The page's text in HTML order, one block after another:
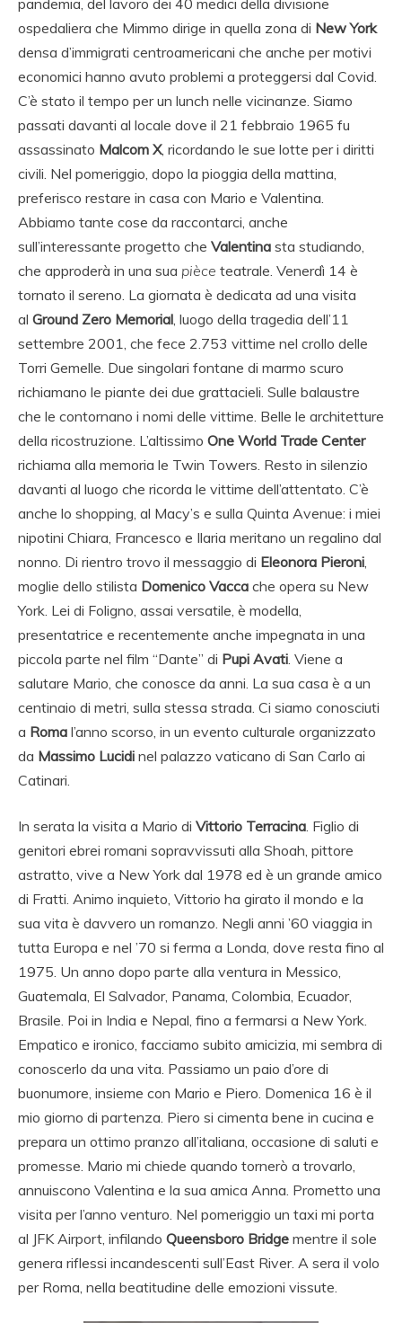
pandemia, del lavoro dei 40 medici della divisione
ospedaliera che Mimmo dirige in quella zona di New York
densa d’immigrati centroamericani che anche per motivi
economici hanno avuto problemi a proteggersi dal Covid.
C’è stato il tempo per un lunch nelle vicinanze. Siamo
passati davanti al locale dove il 21 febbraio 1965 fu
assassinato Malcom X, ricordando le sue lotte per i diritti
civili. Nel pomeriggio, dopo la pioggia della mattina,
preferisco restare in casa con Mario e Valentina.
Abbiamo tante cose da raccontarci, anche
sull’interessante progetto che Valentina sta studiando,
che approderà in una sua pièce teatrale. Venerdì 14 è
tornato il sereno. La giornata è dedicata ad una visita
al Ground Zero Memorial, luogo della tragedia dell’11
settembre 2001, che fece 2.753 vittime nel crollo delle
Torri Gemelle. Due singolari fontane di marmo scuro
richiamano le piante dei due grattacieli. Sulle balaustre
che le contornano i nomi delle vittime. Belle le architetture
della ricostruzione. L’altissimo One World Trade Center
richiama alla memoria le Twin Towers. Resto in silenzio
davanti al luogo che ricorda le vittime dell’attentato. C’è
anche lo shopping, al Macy’s e sulla Quinta Avenue: i miei
nipotini Chiara, Francesco e Ilaria meritano un regalino dal
nonno. Di rientro trovo il messaggio di Eleonora Pieroni,
moglie dello stilista Domenico Vacca che opera su New
York. Lei di Foligno, assai versatile, è modella,
presentatrice e recentemente anche impegnata in una
piccola parte nel film “Dante” di Pupi Avati. Viene a
salutare Mario, che conosce da anni. La sua casa è a un
centinaio di metri, sulla stessa strada. Ci siamo conosciuti
a Roma l’anno scorso, in un evento culturale organizzato
da Massimo Lucidi nel palazzo vaticano di San Carlo ai
Catinari.
In serata la visita a Mario di Vittorio Terracina. Figlio di
genitori ebrei romani sopravvissuti alla Shoah, pittore
astratto, vive a New York dal 1978 ed è un grande amico
di Fratti. Animo inquieto, Vittorio ha girato il mondo e la
sua vita è davvero un romanzo. Negli anni ’60 viaggia in
tutta Europa e nel ’70 si ferma a Londa, dove resta fino al
1975. Un anno dopo parte alla ventura in Messico,
Guatemala, El Salvador, Panama, Colombia, Ecuador,
Brasile. Poi in India e Nepal, fino a fermarsi a New York.
Empatico e ironico, facciamo subito amicizia, mi sembra di
conoscerlo da una vita. Passiamo un paio d’ore di
buonumore, insieme con Mario e Piero. Domenica 16 è il
mio giorno di partenza. Piero si cimenta bene in cucina e
prepara un ottimo pranzo all’italiana, occasione di saluti e
promesse. Mario mi chiede quando tornerò a trovarlo,
annuiscono Valentina e la sua amica Anna. Prometto una
visita per l’anno venturo. Nel pomeriggio un taxi mi porta
al JFK Airport, infilando Queensboro Bridge mentre il sole
genera riflessi incandescenti sull’East River. A sera il volo
per Roma, nella beatitudine delle emozioni vissute.